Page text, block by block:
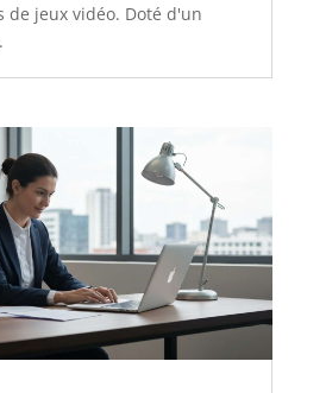
de jeux vidéo. Doté d'un